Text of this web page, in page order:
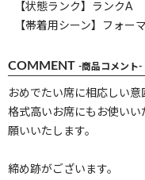
【状態ランク】ランクA
【帯着用シーン】フォー
COMMENT -商品コメント-
おめでたい席に相応しい意
格式高いお席にもお使い
願いいたします。
締め跡がございます。